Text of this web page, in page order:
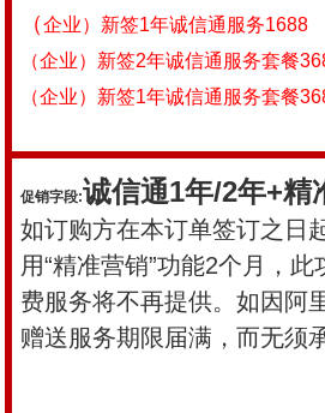
（企业）新签1年诚信通服务1688
（企业）新签2年诚信通服务套餐
（企业）新签1年诚信通服务套餐
促销字段:诚信通1年/2年+精
如订购方在本订单签订之日
用“精准营销”功能2个月，此
费服务将不再提供。如因阿
赠送服务期限届满，而无须